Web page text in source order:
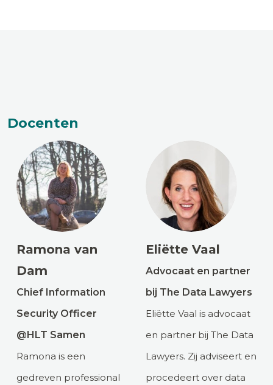
Docenten
Ramona van
Dam
Chief Information
Security Officer
@HLT Samen
Ramona is een
gedreven professional
Eliëtte Vaal
Advocaat en partner
bij The Data Lawyers
Eliëtte Vaal is advocaat
en partner bij The Data
Lawyers. Zij adviseert en
procedeert over data